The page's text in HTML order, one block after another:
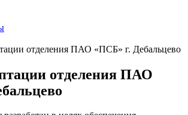
отделения ПАО «ПСБ» г. Дебальцево
отделения ПАО